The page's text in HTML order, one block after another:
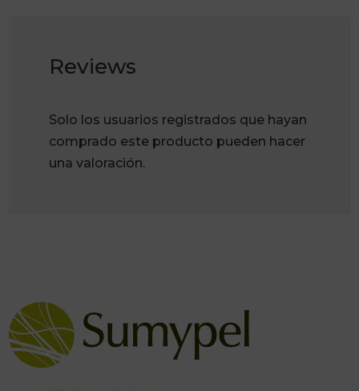
Reviews
Solo los usuarios registrados que hayan
comprado este producto pueden hacer
una valoración.